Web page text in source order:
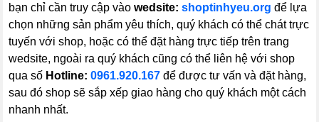
bạn chỉ cần truy cập vàowedsite:shoptinhyeu.org để lựa
chọn những sản phẩm yêu thích, quý khách có thể chát trực
tuyến với shop, hoặc có thể đặt hàng trực tiếp trên trang
wedsite, ngoài ra quý khách cũng có thể liên hệ với shop
qua số Hotline:0961.920.167 để được tư vấn và đặt hàng,
sau đó shop sẽ sắp xếp giao hàng cho quý khách một cách
nhanh nhất.